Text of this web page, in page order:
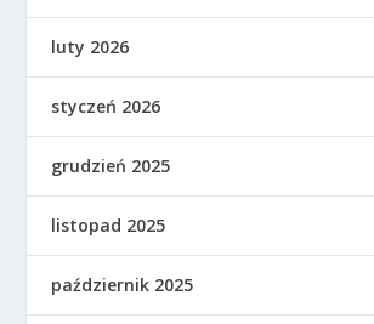
luty 2026
styczeń 2026
grudzień 2025
listopad 2025
październik 2025